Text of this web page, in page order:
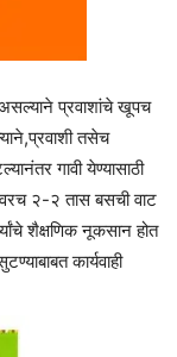
प्रवाशांचे खूपच
तसेच
गावी येण्यासाठी
२-२ तास बसची वाट
शैक्षणिक नूकसान होत
कार्यवाही